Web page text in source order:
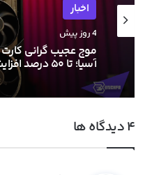
اخبار
4 روز پیش
آسیا؛ تا ۵۰ درصد افزایش قیمت!
‫۴ دیدگاه ها